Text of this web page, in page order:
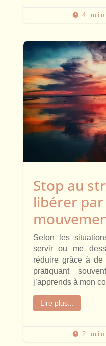
 4
Stop au
libérer par
Selon les
servir ou me
réduire grâce à
pratiquant
j’apprends à mon
Lire plus...
 2